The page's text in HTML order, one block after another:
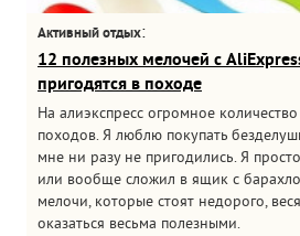
Активный отдых:
12 полезных мелочей с
пригодятся в походе
На алиэкспресс огромное
походов. Я люблю покупать
мне ни разу не пригодились. Я
или вообще сложил в ящик с
мелочи, которые стоят недорого,
оказаться весьма полезными.